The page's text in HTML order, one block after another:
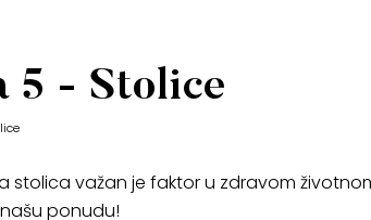
5 - Stolice
stolica važan je faktor u zdravom
ponudu!